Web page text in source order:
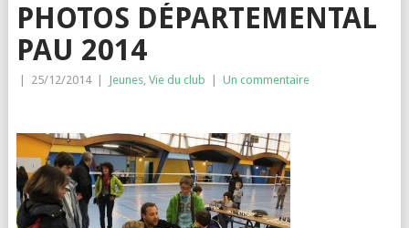
PHOTOS DÉPARTEMENTAL
PAU 2014
25/12/2014 Jeunes, Vie du club Un commentaire